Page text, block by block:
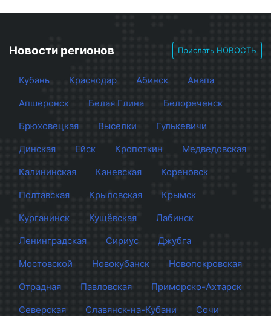
Новости регионов Прислать НОВОСТЬ
Кубань Краснодар Абинск
Анапа
Апшеронск
Белая Глина
Белореченск
Брюховецкая
Выселки
Гулькевичи
Динская
Ейск Кропоткин
Медведовская
Калининская
Каневская
Кореновск
Полтавская
Крыловская
Крымск
Курганинск
Кущёвская
Лабинск
Ленинградская
Сириус
Джубга
Мостовской
Новокубанск
Новопокровская
Отрадная
Павловская
Приморско-Ахтарск
Северская
Славянск-на-Кубани
Сочи